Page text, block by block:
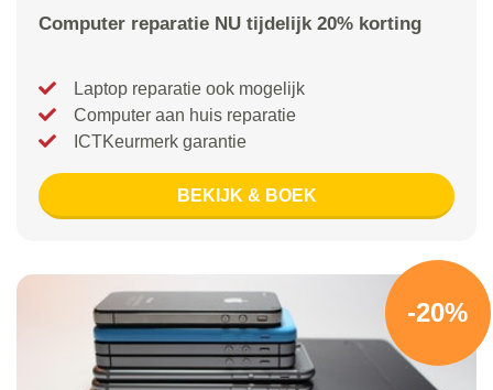
Computer reparatie NU tijdelijk 20% korting
Laptop reparatie ook mogelijk
Computer aan huis reparatie
ICTKeurmerk garantie
BEKIJK & BOEK
-20%